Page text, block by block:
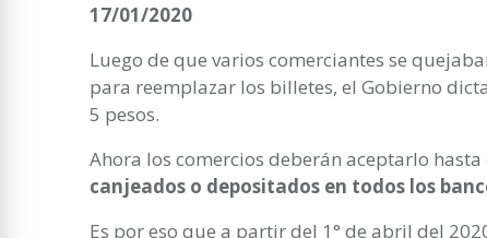
17/01/2020
Luego de que varios comerciantes se
para reemplazar los billetes, el Gobierno
5 pesos.
Ahora los comercios deberán aceptarlo
canjeados o depositados en todos los
Es por eso que a partir del 1° de abril del